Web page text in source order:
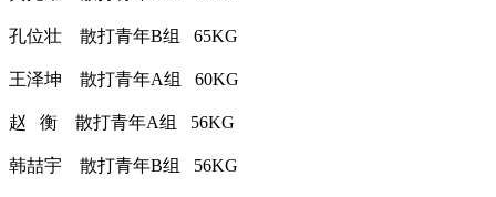
孔位壮 散打青年B组 65KG
王泽坤 散打青年A组 60KG
赵 衡 散打青年A组 56KG
韩喆宇 散打青年B组 56KG